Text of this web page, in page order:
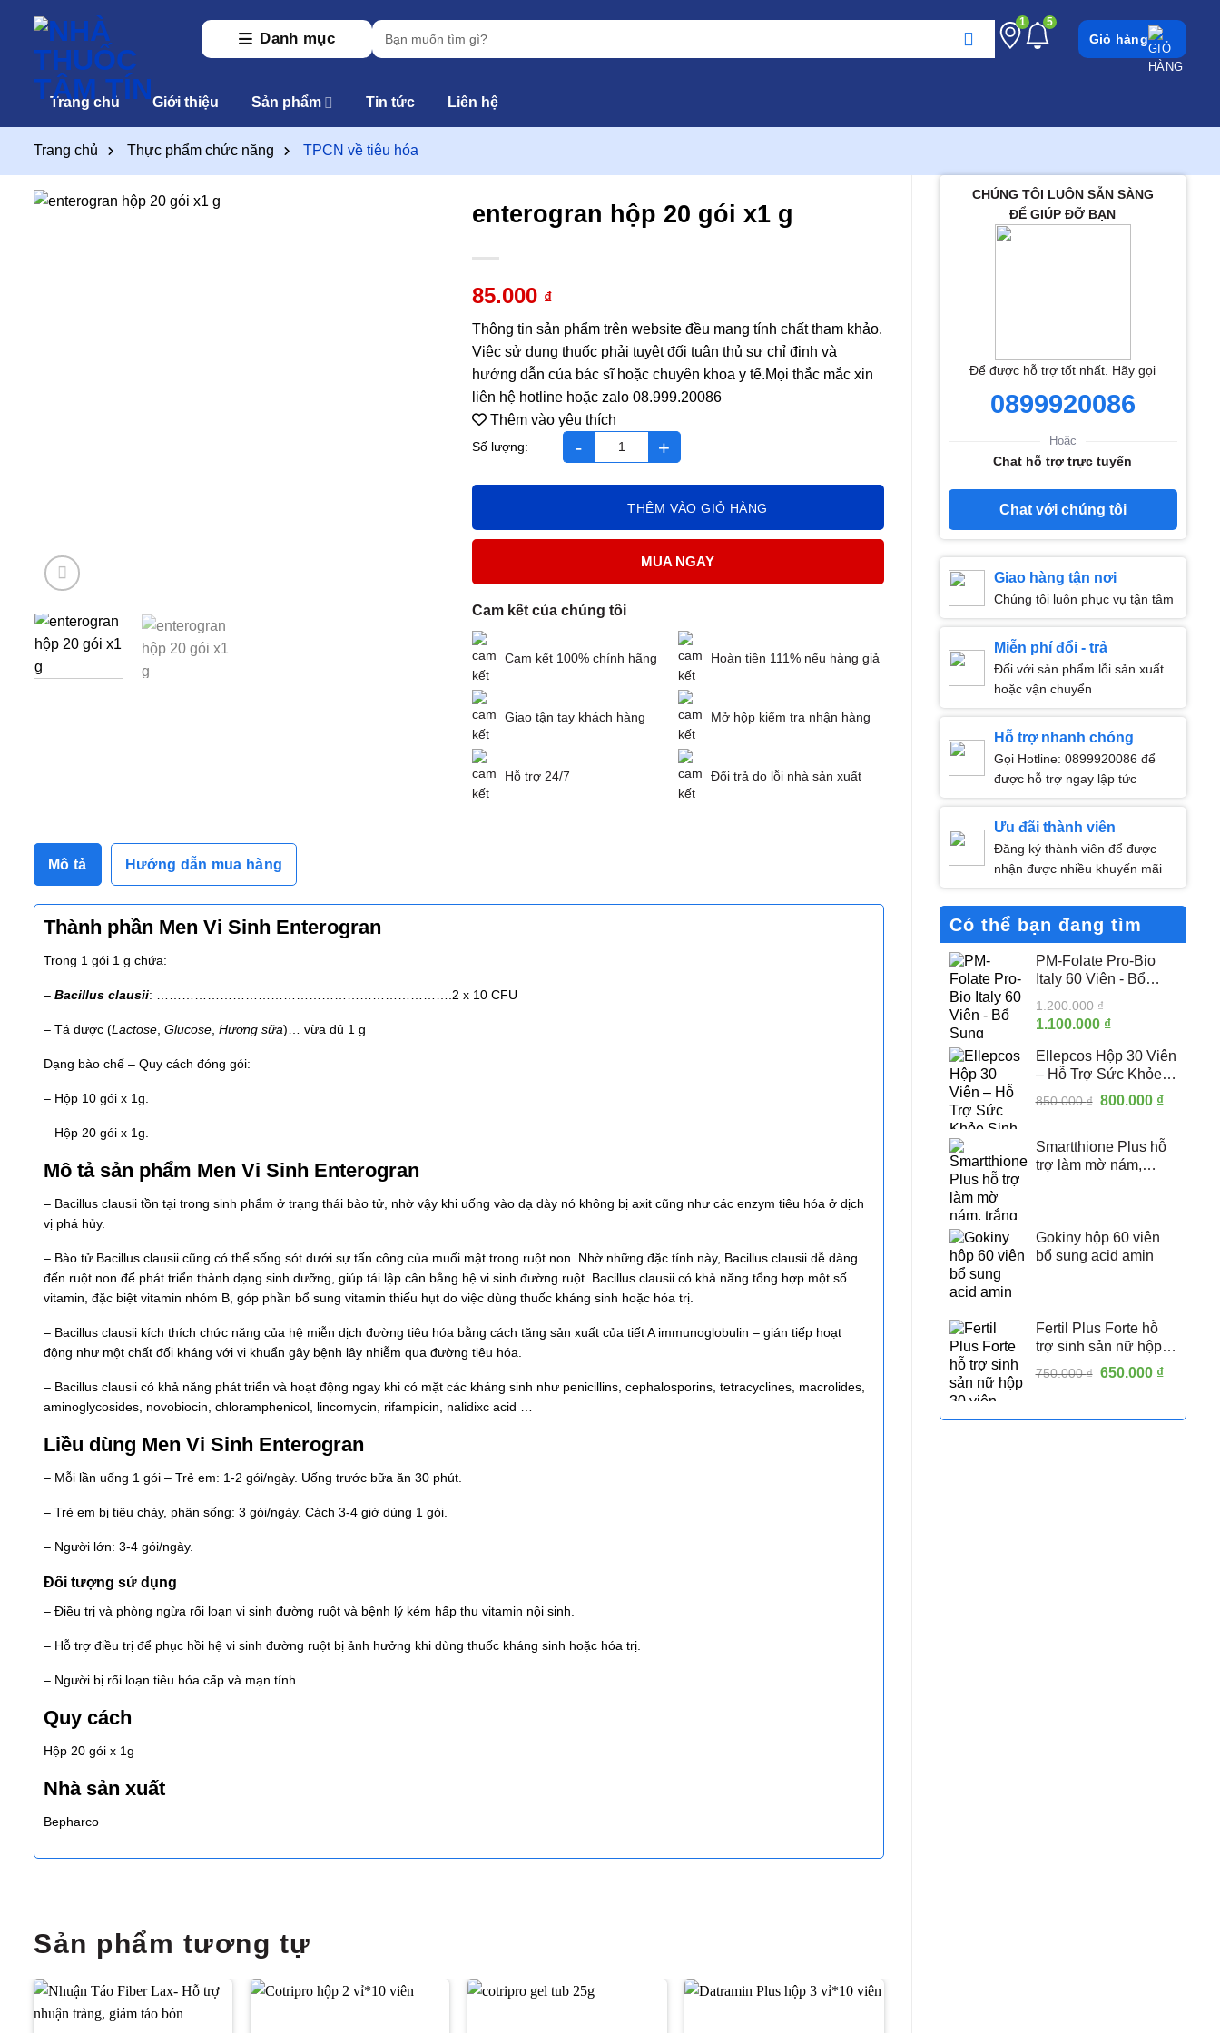
content
Danh mục
Tìm
kiếm:
1 5
Giỏ hàng
Trang chủ Giới thiệu Sản phẩm Tin tức Liên hệ
Trang chủ Thực phẩm chức năng TPCN về tiêu hóa
CHÚNG TÔI LUÔN SẴN SÀNG
ĐỂ GIÚP ĐỠ BẠN
Để được hỗ trợ tốt nhất. Hãy gọi
0899920086
Hoặc
Chat hỗ trợ trực tuyến
Chat với chúng tôi
Giao hàng tận nơi
Chúng tôi luôn phục vụ tận tâm
Miễn phí đổi - trả
Đối với sản phẩm lỗi sản xuất
hoặc vận chuyển
Hỗ trợ nhanh chóng
Gọi Hotline: 0899920086 để
được hỗ trợ ngay lập tức
Ưu đãi thành viên
Đăng ký thành viên để được
nhận được nhiều khuyến mãi
Có thể bạn đang tìm
PM-Folate Pro-Bio
Italy 60 Viên - Bổ
Tính 5-MTHF Hỗ Trợ
Sức Khỏe Sinh Sản
Nữ
1.200.000₫
Giá
là:
1.200.000 ₫.
1.100.000 ₫Giá
tại
là:
1.100.000 ₫.
Ellepcos Hộp 30 Viên
– Hỗ Trợ Sức Khỏe
Sinh Sản Nữ, Hỗ Trợ
Phụ Nữ PCOS
850.000₫ Giá
850.000 ₫.
800.000 ₫
tại
Smartthione Plus hỗ
trợ làm mờ nám,
Gokiny hộp 60 viên
bổ sung acid amin
Fertil Plus Forte hỗ
trợ sinh sản nữ hộp
750.000₫ Giá
650.000 ₫
enterogran hộp 20 gói x1 g
85.000 ₫
enterogran hộp 20 gói x1 g số lượng
THÊM VÀO GIỎ HÀNG
MUA NGAY
Thông tin sản phẩm trên website đều mang tính chất tham khảo.
Việc sử dụng thuốc phải tuyệt đối tuân thủ sự chỉ định và
hướng dẫn của bác sĩ hoặc chuyên khoa y tế.Mọi thắc mắc xin
liên hệ hotline hoặc zalo 08.999.20086
Cam kết của chúng tôi
Cam kết 100% chính hãng Hoàn tiền 111% nếu hàng giả
Giao tận tay khách hàng Mở hộp kiểm tra nhận hàng
Hỗ trợ 24/7 Đổi trả do lỗi nhà sản xuất
Thêm vào yêu thích
Mô tả Hướng dẫn mua hàng
Thành phần Men Vi Sinh Enterogran
Trong 1 gói 1 g chứa:
– Bacillus clausii: …………………………………………………………….2 x 10 CFU
– Tá dược (Lactose Glucose Hương sữa)… vừa đủ 1 g
Dạng bào chế – Quy cách đóng gói:
– Hộp 10 gói x 1g.
– Hộp 20 gói x 1g.
Mô tả sản phẩm Men Vi Sinh Enterogran
– Bacillus clausii tồn tại trong sinh phẩm ở trạng thái bào tử, nhờ vậy khi uống vào dạ dày nó không bị axit cũng như các enzym tiêu hóa ở dịch
vị phá hủy.
– Bào tử Bacillus clausii cũng có thể sống sót dưới sự tấn công của muối mật trong ruột non. Nhờ những đặc tính này, Bacillus clausii dễ dàng
đến ruột non để phát triển thành dạng sinh dưỡng, giúp tái lập cân bằng hệ vi sinh đường ruột. Bacillus clausii có khả năng tổng hợp một số
vitamin, đặc biệt vitamin nhóm B, góp phần bổ sung vitamin thiếu hụt do việc dùng thuốc kháng sinh hoặc hóa trị.
– Bacillus clausii kích thích chức năng của hệ miễn dịch đường tiêu hóa bằng cách tăng sản xuất của tiết A immunoglobulin – gián tiếp hoạt
động như một chất đối kháng với vi khuẩn gây bệnh lây nhiễm qua đường tiêu hóa.
– Bacillus clausii có khả năng phát triển và hoạt động ngay khi có mặt các kháng sinh như penicillins, cephalosporins, tetracyclines, macrolides,
aminoglycosides, novobiocin, chloramphenicol, lincomycin, rifampicin, nalidixc acid …
Liều dùng Men Vi Sinh Enterogran
– Mỗi lần uống 1 gói – Trẻ em: 1-2 gói/ngày. Uống trước bữa ăn 30 phút.
– Trẻ em bị tiêu chảy, phân sống: 3 gói/ngày. Cách 3-4 giờ dùng 1 gói.
– Người lớn: 3-4 gói/ngày.
Đối tượng sử dụng
– Điều trị và phòng ngừa rối loạn vi sinh đường ruột và bệnh lý kém hấp thu vitamin nội sinh.
– Hỗ trợ điều trị để phục hồi hệ vi sinh đường ruột bị ảnh hưởng khi dùng thuốc kháng sinh hoặc hóa trị.
– Người bị rối loạn tiêu hóa cấp và mạn tính
Quy cách
Hộp 20 gói x 1g
Nhà sản xuất
Bepharco
Sản phẩm tương tự